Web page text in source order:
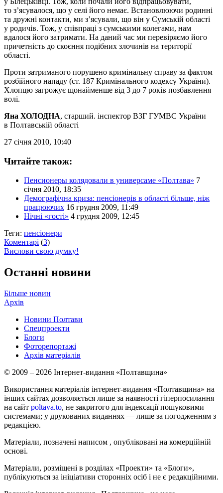
то з’ясувалося, що у селі його немає. Встановлюючи родинні
та дружні контакти, ми з’ясували, що він у Сумській області
у родичів. Тож, у співпраці з сумськими колегами, нам
вдалося його затримати. На даний час ми перевіряємо його
причетність до скоєння подібних злочинів на території
області.
Проти затриманого порушено кримінальну справу за фактом
розбійного нападу (ст. 187 Кримінального кодексу України).
Хлопцю загрожує щонайменше від 3 до 7 років позбавлення
волі.
Яна ХОЛОДНА, старший. інспектор ВЗГ ГУМВС України
в Полтавській області
27 січня 2010, 10:40
Читайте також:
Пенсионеры колядовали в универсаме «Полтава» 7
січня 2010, 18:35
Демографічна криза: пенсіонерів в області більше, ніж
працюючих 16 грудня 2009, 11:49
Нічні «гості» 4 грудня 2009, 12:45
Теги: пенсіонери
Коментарі (3)
Вислови свою думку!
Останні новини
Більше новин
Архів
Новини Полтави
Спецпроекти
Блоги
Фоторепортажі
Архів матеріалів
© 2009 – 2026 Інтернет-видання «Полтавщина»
Використання матеріалів інтернет-видання «Полтавщина» на
інших сайтах дозволяється лише за наявності гіперпосилання
на сайт poltava.to, не закритого для індексації пошуковими
системами; у друкованих виданнях — лише за погодженням з
редакцією.
Матеріали, позначені написом , опубліковані на комерційній
основі.
Матеріали, розміщені в розділах «Проекти» та «Блоги»,
публікуються за ініціативи сторонніх осіб і не є редакційними.